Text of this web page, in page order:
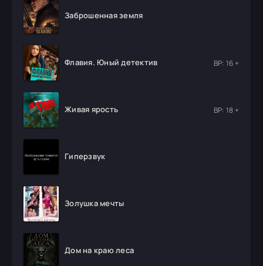
Заброшенная земля
Флавия. Юный детектив ВР: 16 +
Живая ярость ВР: 18 +
Гиперзвук
Золушка мечты
Дом на краю леса